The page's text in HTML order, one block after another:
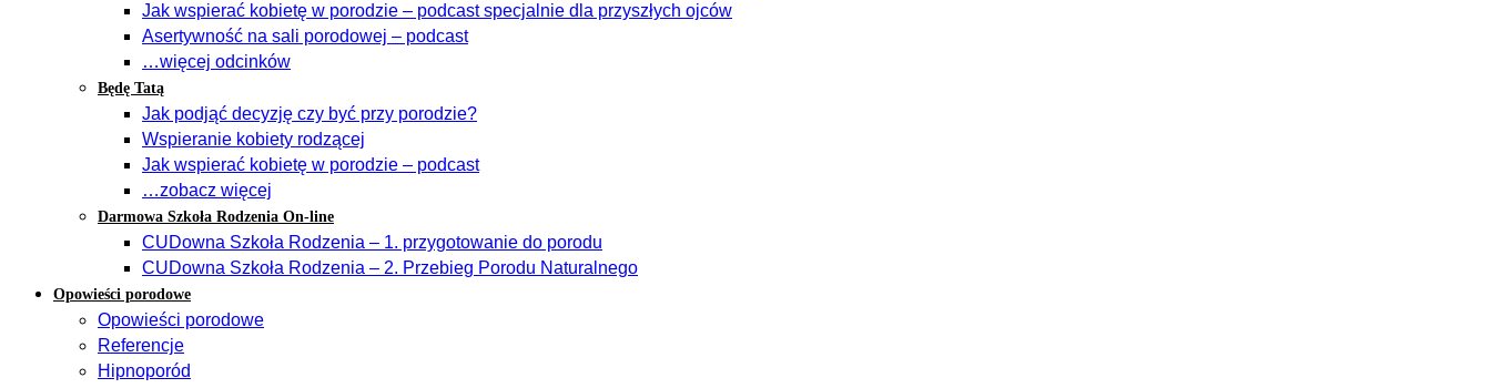
Jak wspierać kobietę w porodzie – podcast specjalnie dla przyszłych ojców
Asertywność na sali porodowej – podcast
…więcej odcinków
Będę Tatą
Jak podjąć decyzję czy być przy porodzie?
Wspieranie kobiety rodzącej
Jak wspierać kobietę w porodzie – podcast
…zobacz więcej
Darmowa Szkoła Rodzenia On-line
CUDowna Szkoła Rodzenia – 1. przygotowanie do porodu
CUDowna Szkoła Rodzenia – 2. Przebieg Porodu Naturalnego
Opowieści porodowe
Opowieści porodowe
Referencje
Hipnoporód